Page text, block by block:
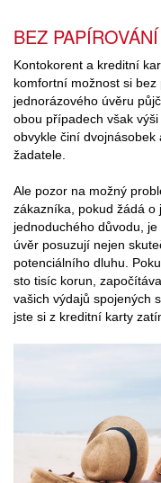
BEZ
Kontokorent a kreditní
komfortní možnost si
jednorázového úvěru
obou případech však
obvykle činí
žadatele.
Ale pozor na možný
zákazníka, pokud žádá o
jednoduchého důvodu,
úvěr posuzují nejen
potenciálního dluhu.
sto tisíc korun,
vašich výdajů spojených
jste si z kreditní karty